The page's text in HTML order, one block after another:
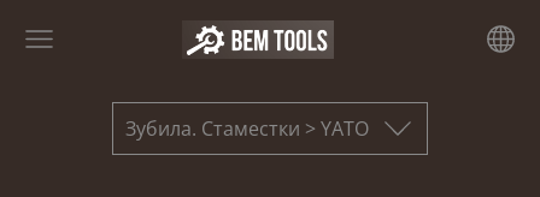
Зубила. Стаместки > YATO